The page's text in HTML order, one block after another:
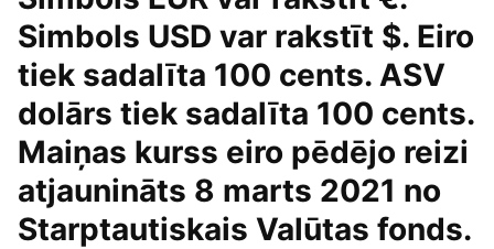
Simbols USD var rakstīt $. Eiro
tiek sadalīta 100 cents. ASV
dolārs tiek sadalīta 100 cents.
Maiņas kurss eiro pēdējo reizi
atjaunināts 8 marts 2021 no
Starptautiskais Valūtas fonds.